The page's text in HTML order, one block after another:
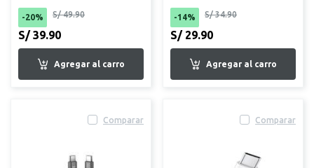
-20% S/ 49.90
S/ 39.90
-14% S/ 34.90
S/ 29.90
Comparar Comparar